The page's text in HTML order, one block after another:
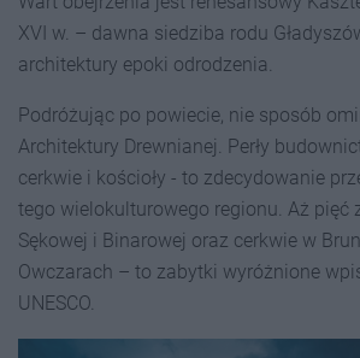
XVI w. – dawna siedziba rodu
architektury epoki odrodzenia.
Podróżując po powiecie, nie sposób
Architektury Drewnianej. Perły
cerkwie i kościoły - to zdecydowanie
tego wielokulturowego regionu. Aż pięć
Sękowej i Binarowej oraz cerkwie w
Owczarach – to zabytki wyróżnione
UNESCO.